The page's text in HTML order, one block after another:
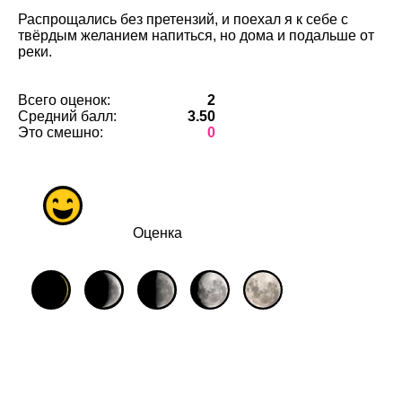
Распрощались без претензий, и поехал я к себе с
твёрдым желанием напиться, но дома и подальше от
реки.
Всего оценок:
2
Средний балл:
3.50
Это смешно:
0
Оценка